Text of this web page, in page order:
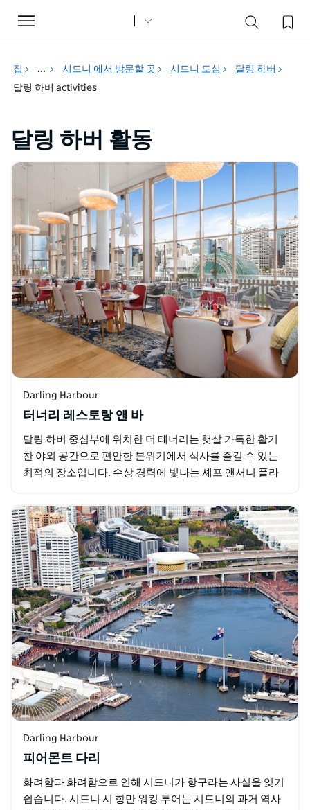
Toggle
navigation
집 ... 시드니 에서 방문할 곳 시드니 도심
달링 하버
달링 하버 activities
달링 하버 활동
Darling Harbour
터너리 레스토랑 앤 바
달링 하버 중심부에 위치한 더 테너리는 햇살 가득한 활기
찬 야외 공간으로 편안한 분위기에서 식사를 즐길 수 있는
최적의 장소입니다. 수상 경력에 빛나는 셰프 앤서니 플라
Darling Harbour
피어몬트 다리
화려함과 화려함으로 인해 시드니가 항구라는 사실을 잊기
쉽습니다. 시드니 시 항만 워킹 투어는 시드니의 과거 역사